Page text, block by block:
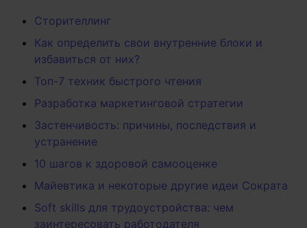
Сторителлинг
Как определить свои внутренние блоки и
избавиться от них?
Топ-7 техник быстрого чтения
Разработка маркетинговой стратегии
Застенчивость: причины, последствия и
устранение
10 шагов к здоровой самооценке
Майевтика и некоторые другие идеи Сократа
Soft skills для трудоустройства: чем
заинтересовать работодателя